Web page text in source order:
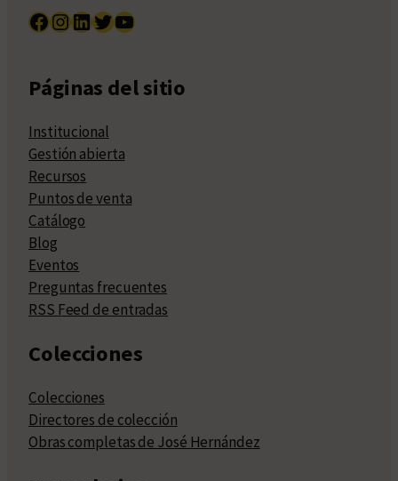
Facebook InstagramLinkedIn Twitter YouTube
Páginas del sitio
Institucional
Gestión abierta
Recursos
Puntos de venta
Catálogo
Blog
Eventos
Preguntas frecuentes
RSS Feed de entradas
Colecciones
Colecciones
Directores de colección
Obras completas de José Hernández